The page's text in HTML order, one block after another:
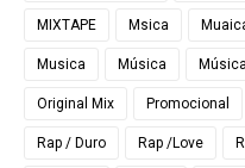
MIXTAPE Msica
Musica Música
Original Mix Promocional
Rap / Duro Rap /Love